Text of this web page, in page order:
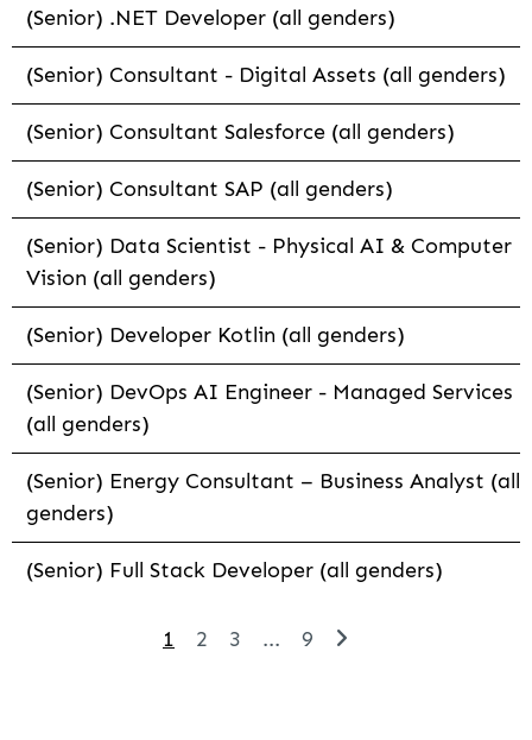
(Senior) .NET Developer (all genders)
(Senior) Consultant - Digital Assets (all genders)
(Senior) Consultant Salesforce (all genders)
(Senior) Consultant SAP (all genders)
(Senior) Data Scientist - Physical AI & Computer
Vision (all genders)
(Senior) Developer Kotlin (all genders)
(Senior) DevOps AI Engineer - Managed Services
(all genders)
(Senior) Energy Consultant – Business Analyst (all
genders)
(Senior) Full Stack Developer (all genders)
1 2 3 ... 9